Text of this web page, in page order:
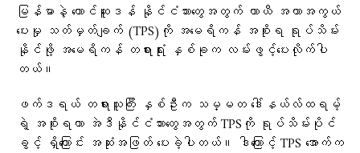
မြန်မာနဲ့ တောင်ဆူဒန် နိုင်ငံသားတွေအတွက် ယာယီ အကာအကွယ်
ပေးမှု သတ်မှတ်ချက် (TPS)ကို အမေရိကန် အစိုးရ ရုပ်သိမ်း
နိုင်ဖို့ အမေရိကန် တရားရုံး နှစ်ခုက လမ်းဖွင့်ပေးလိုက်ပါ
တယ်။
ဖက်ဒရယ် တရားသူကြီး နှစ်ဦးက သမ္မတ ဒေါ်နယ်လ်ထရမ့်
ရဲ့ အစိုးရဟာ အဲဒီနိုင်ငံသားတွေအတွက် TPSကို ရုပ်သိမ်းပိုင်
ခွင့် ရှိကြောင်း အဆုံးအဖြတ် ပေးခဲ့ပါတယ်။ ဒါကြောင့် TPS အောက်က